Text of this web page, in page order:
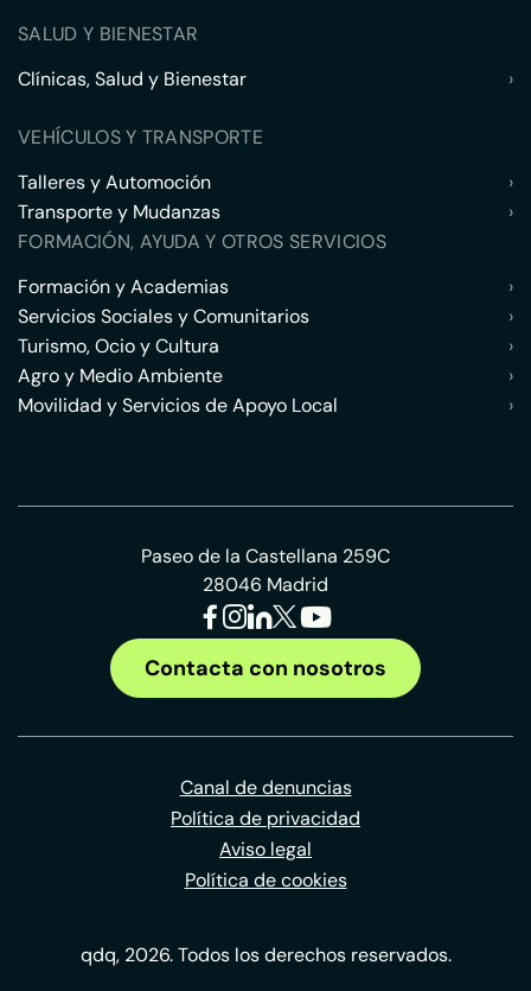
SALUD Y BIENESTAR
Clínicas, Salud y Bienestar
›
VEHÍCULOS Y TRANSPORTE
Talleres y Automoción
›
Transporte y Mudanzas
›
FORMACIÓN, AYUDA Y OTROS SERVICIOS
Formación y Academias
›
Servicios Sociales y Comunitarios
›
Turismo, Ocio y Cultura
›
Agro y Medio Ambiente
›
Movilidad y Servicios de Apoyo Local
›
Paseo de la Castellana 259C
28046 Madrid
Contacta con nosotros
Canal de denuncias
Política de privacidad
Aviso legal
Política de cookies
qdq, 2026. Todos los derechos reservados.